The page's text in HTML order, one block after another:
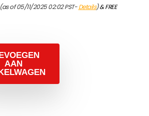
of 05/11/2025 02:02 PST-Details)&FREE
AAN